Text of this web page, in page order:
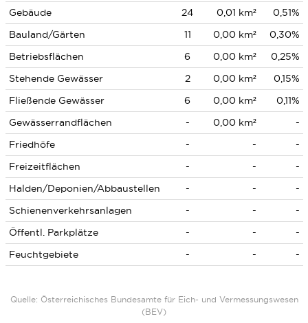
Gebäude 24 0,01 km²
0,51%
Bauland/Gärten
11 0,00 km²
0,30%
Betriebsflächen
6 0,00 km²
0,25%
Stehende Gewässer
2 0,00 km²
0,15%
Fließende Gewässer
6 0,00 km²
0,11%
Gewässerrandflächen
- 0,00 km²
-
Friedhöfe
- -
-
Freizeitflächen
- -
-
Halden/Deponien/Abbaustellen
- -
-
Schienenverkehrsanlagen
- -
-
Öffentl. Parkplätze
- -
-
Feuchtgebiete
- - -
Quelle: Österreichisches Bundesamte für Eich- und Vermessungswesen
(BEV)